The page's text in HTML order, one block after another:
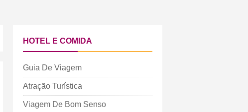
HOTEL E COMIDA
Guia De Viagem
Atração Turística
Viagem De Bom Senso